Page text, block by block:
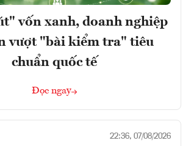
vốn xanh, doanh nghiệp
vượt "bài kiểm tra" tiêu
chuẩn quốc tế
Đọc ngay
22:36, 07/08/2026